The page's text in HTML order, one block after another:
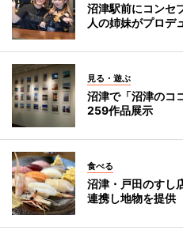
沼津駅前にコン
人の姉妹がプロデ
見る・遊ぶ
沼津で「沼津のコ
259作品展示
食べる
沼津・戸田のすし
連携し地物を提供